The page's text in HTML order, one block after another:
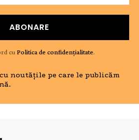
ABONARE
cu Politica de confidențialitate.
noutățile pe care le publicăm